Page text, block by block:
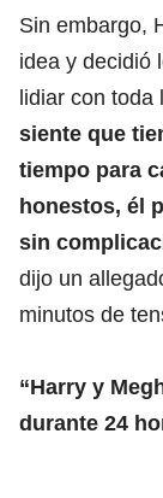
Sin embargo,
idea y decidió
lidiar con toda
siente que
tiempo para
honestos, él
sin
dijo un
minutos de
“Harry y
durante 24